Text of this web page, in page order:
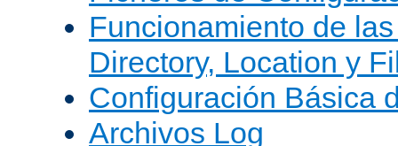
Funcionamiento de
Directory, Location y
Configuración Básica
Archivos Log